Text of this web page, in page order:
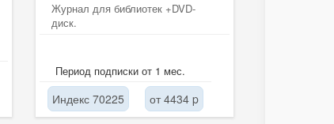
Журнал для библиотек +DVD-
диск.
Период подписки от 1 мес.
Индекс 70225 от 4434 p